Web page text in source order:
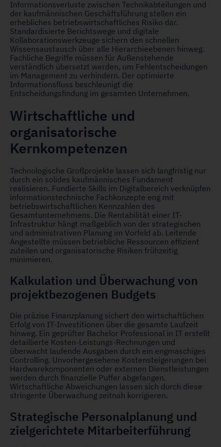
Informationsverluste zwischen Technikabteilungen und
der kaufmännischen Geschäftsführung stellen ein
erhebliches betriebswirtschaftliches Risiko dar.
Standardisierte Berichtswege und digitale
Kollaborationswerkzeuge sichern den schnellen
Wissensaustausch über alle Hierarchieebenen hinweg.
Fachliche Begriffe müssen für Außenstehende
verständlich übersetzt werden, um Fehlentscheidungen
im Management zu verhindern. Der optimierte
Informationsfluss beschleunigt die
Entscheidungsfindung im gesamten Unternehmen.
Wirtschaftliche und
organisatorische
Kernkompetenzen
Technologische Großprojekte lassen sich langfristig nur
durch ein solides kaufmännisches Fundament
realisieren. Fundierte Skills im Digitalbereich verknüpfen
informationstechnische Fachkonzepte eng mit
betriebswirtschaftlichen Kennzahlen des
Gesamtunternehmens. Die Rentabilität einer IT-
Infrastruktur hängt maßgeblich von der strategischen
und administrativen Planung im Vorfeld ab. Leitende
Angestellte müssen betriebliche Ressourcen effizient
zuteilen und organisatorische Risiken frühzeitig
minimieren.
Kalkulation und Überwachung von
projektbezogenen Budgets
Die präzise Finanzplanung sichert den wirtschaftlichen
Erfolg von IT-Investitionen über die gesamte Laufzeit
hinweg. Ein geprüfter Bachelor Professional in IT erstellt
detaillierte Kosten-Leistungs-Rechnungen und
überwacht laufende Ausgaben durch ein engmaschiges
Controlling. Unvorhergesehene Kostensteigerungen bei
Hardwarekomponenten oder externen Dienstleistungen
werden durch finanzielle Puffer abgefangen.
Wirtschaftliche Abweichungen lassen sich durch diese
stringente Überwachung zeitnah korrigieren.
Strategische Personalplanung und
zielgerichtete Mitarbeiterführung